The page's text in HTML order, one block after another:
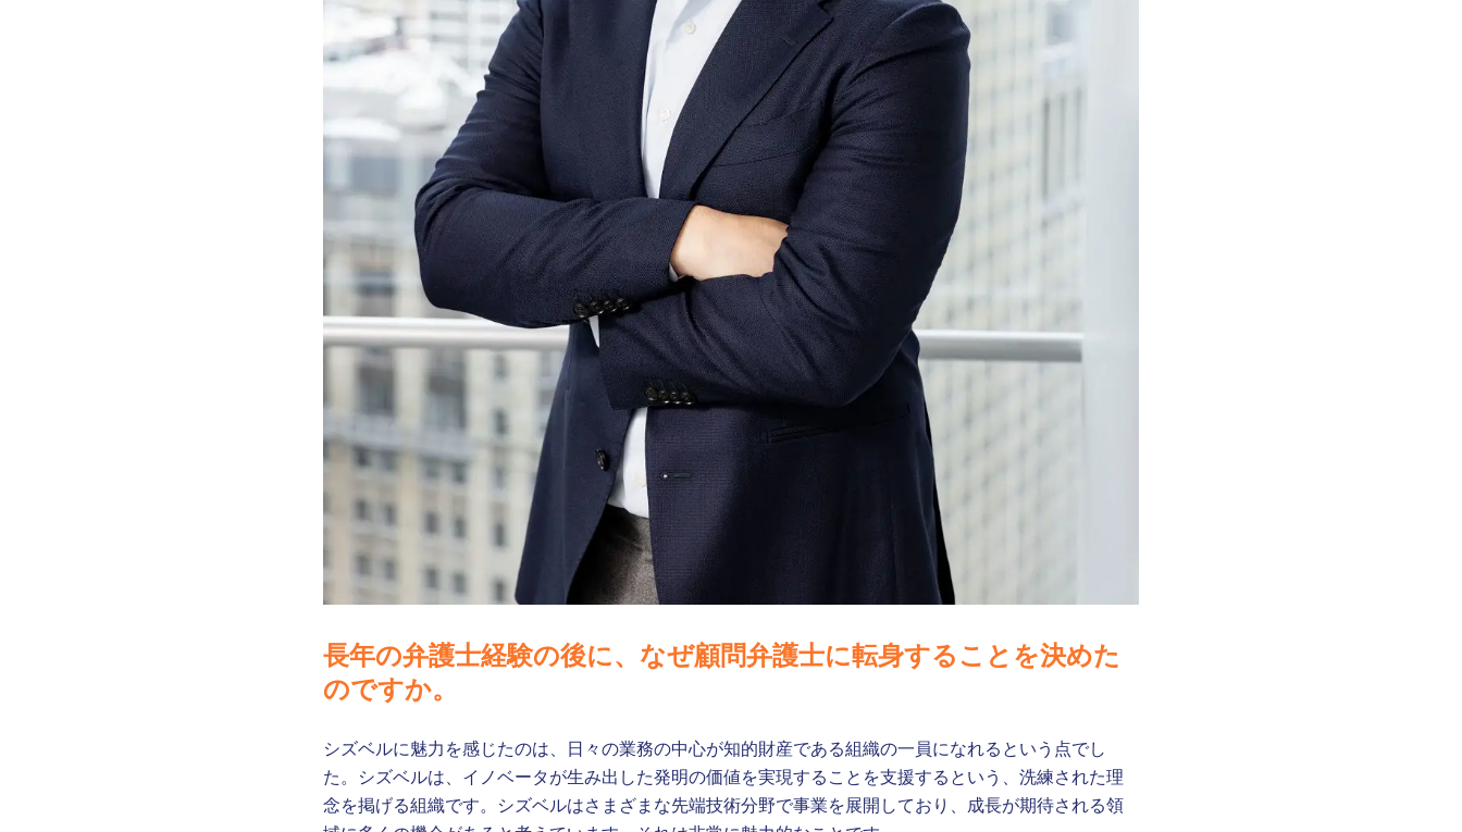
長年の弁護士経験の後に、なぜ顧問弁護士に転身することを決めた
のですか。
シズベルに魅力を感じたのは、日々の業務の中心が知的財産である組織の一員になれるという点でし
た。シズベルは、イノベータが生み出した発明の価値を実現することを支援するという、洗練された理
念を掲げる組織です。シズベルはさまざまな先端技術分野で事業を展開しており、成長が期待される領